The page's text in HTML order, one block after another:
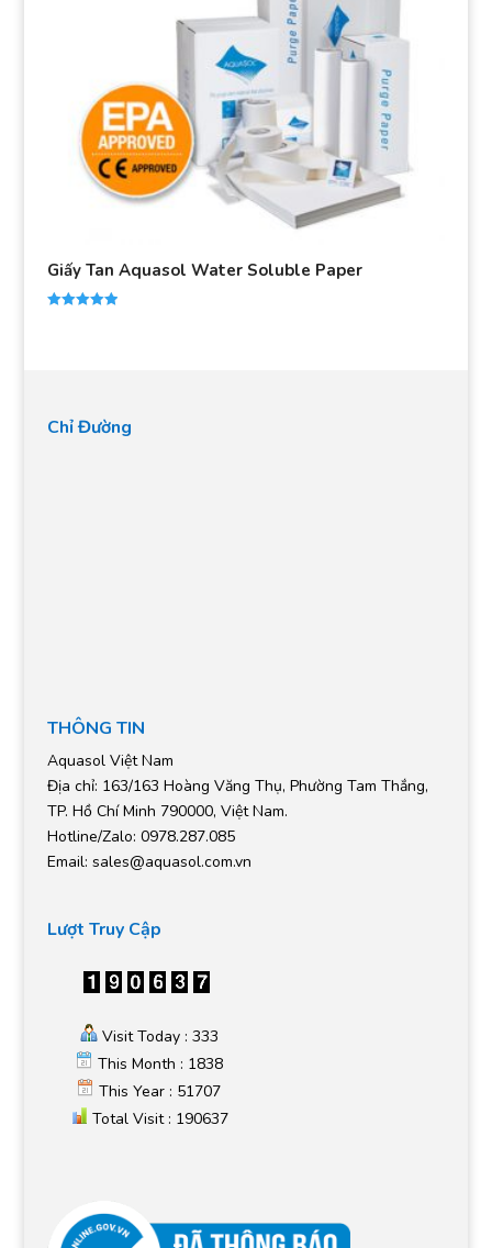
Giấy Tan Aquasol Water Soluble Paper
Chỉ Đường
THÔNG TIN
Aquasol Việt Nam
Địa chỉ: 163/163 Hoàng Văng Thụ, Phường Tam Thắng,
TP. Hồ Chí Minh 790000, Việt Nam.
Hotline/Zalo: 0978.287.085
Email: sales@aquasol.com.vn
Lượt Truy Cập
Visit Today : 333
This Month : 1838
This Year : 51707
Total Visit : 190637